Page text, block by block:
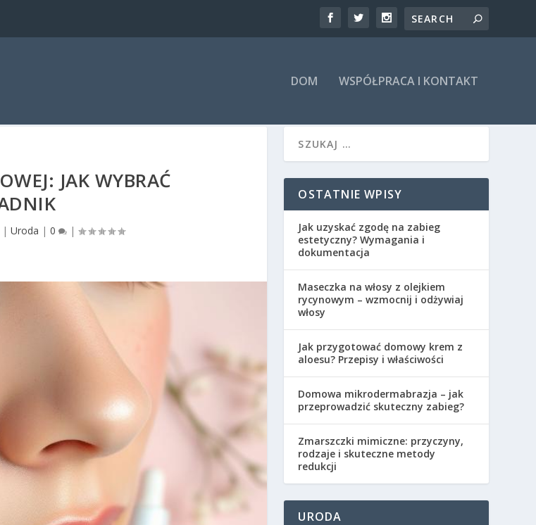
DOM WSPÓŁPRACA I KONTAKT
JAK WYBRAĆ
|Uroda |0 |
OSTATNIE WPISY
Jak uzyskać zgodę na zabieg
estetyczny? Wymagania i
dokumentacja
Maseczka na włosy z olejkiem
rycynowym – wzmocnij i odżywiaj
włosy
Jak przygotować domowy krem z
aloesu? Przepisy i właściwości
Domowa mikrodermabrazja – jak
przeprowadzić skuteczny zabieg?
Zmarszczki mimiczne: przyczyny,
rodzaje i skuteczne metody
redukcji
URODA